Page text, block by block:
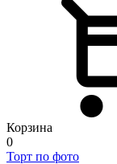
Корзина
0
Торт по фото